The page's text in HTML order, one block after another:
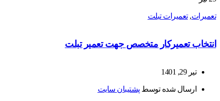
تعمیرات,تعمیرات تبلت
انتخاب تعمیرکار متخصص جهت تعمیر تبلت
تیر 29, 1401
ارسال شده توسط پشتیبان سایت